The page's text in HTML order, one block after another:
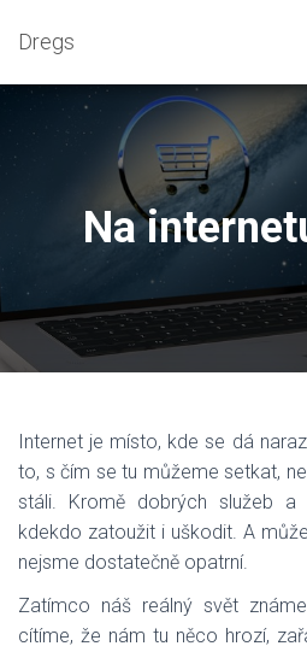
Dregs
Na
Internet je místo, kde se dá
to, s čím se tu můžeme setkat,
stáli. Kromě dobrých služeb
kdekdo zatoužit i uškodit. A
nejsme dostatečně opatrní.
Zatímco náš reálný svět
cítíme, že nám tu něco hrozí,